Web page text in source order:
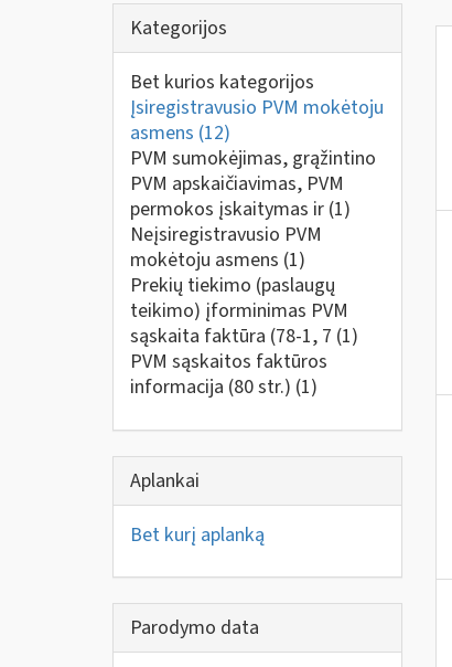
Kategorijos
Bet kurios kategorijos
Įsiregistravusio PVM mokėtoju
asmens (12)
PVM sumokėjimas, grąžintino
PVM apskaičiavimas, PVM
permokos įskaitymas ir (1)
Neįsiregistravusio PVM
mokėtoju asmens (1)
Prekių tiekimo (paslaugų
teikimo) įforminimas PVM
sąskaita faktūra (78-1, 7 (1)
PVM sąskaitos faktūros
informacija (80 str.) (1)
Aplankai
Bet kurį aplanką
Parodymo data